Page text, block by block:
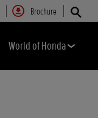
Brochure
World of Honda